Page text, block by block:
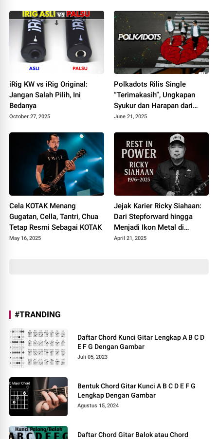
iRig KW vs iRig Original:
Jangan Salah Pilih, Ini
Bedanya
October 27, 2025
Polkadots Rilis Single
“Terimakasih”, Ungkapan
Syukur dan Harapan dari
Album Heartbreak Analogy
June 21, 2025
Cela KOTAK Menang
Gugatan, Cella, Tantri, Chua
Tetap Resmi Sebagai KOTAK
May 16, 2025
Jejak Karier Ricky Siahaan:
Dari Stepforward hingga
Menjadi Ikon Metal di
Seringai
April 21, 2025
#TRANDING
Daftar Chord Kunci Gitar Lengkap A B C D
E F G Dengan Gambar
Juli 05, 2023
Bentuk Chord Gitar Kunci A B C D E F G
Lengkap Dengan Gambar
Agustus 15, 2024
Daftar Chord Gitar Balok atau Chord